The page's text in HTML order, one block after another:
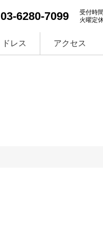
03-6280-7099
受付時
火曜定
ドレス アクセス